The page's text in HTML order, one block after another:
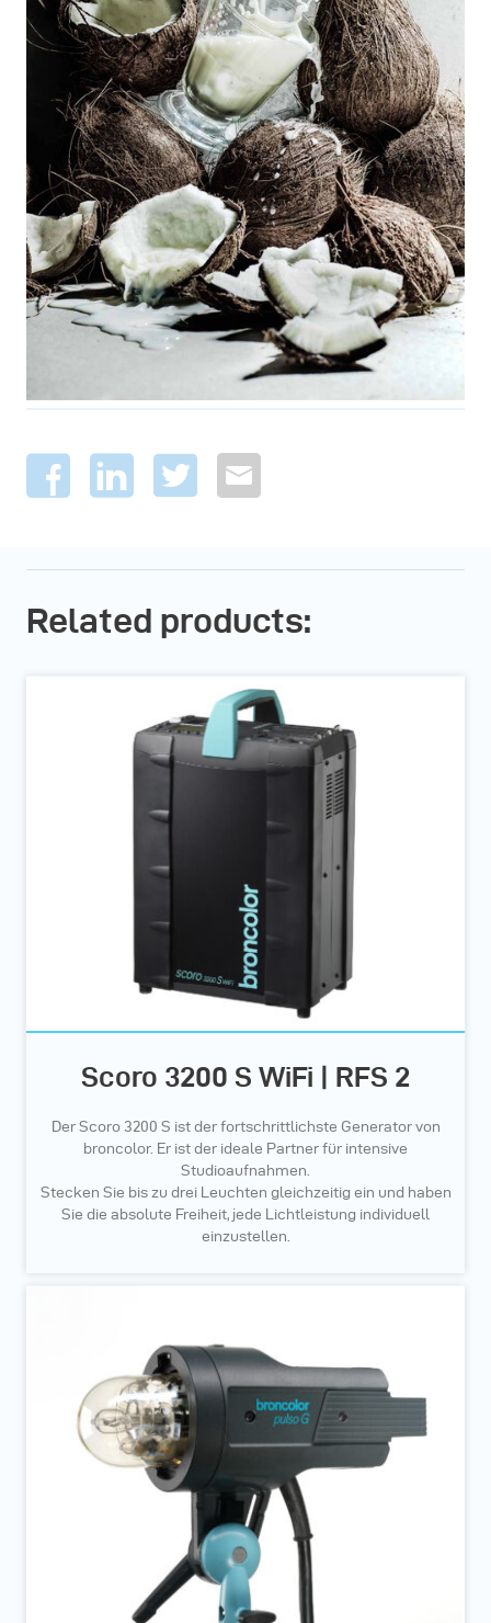
Related products:
Scoro 3200 S WiFi | RFS 2
Der Scoro 3200 S ist der fortschrittlichste Generator von
broncolor. Er ist der ideale Partner für intensive
Studioaufnahmen.
Stecken Sie bis zu drei Leuchten gleichzeitig ein und haben
Sie die absolute Freiheit, jede Lichtleistung individuell
einzustellen.